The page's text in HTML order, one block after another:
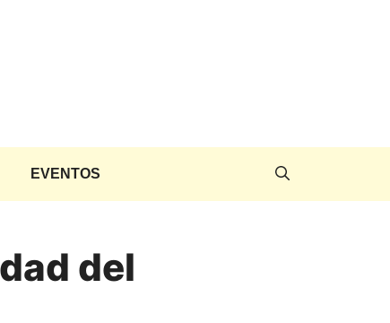
EVENTOS
del